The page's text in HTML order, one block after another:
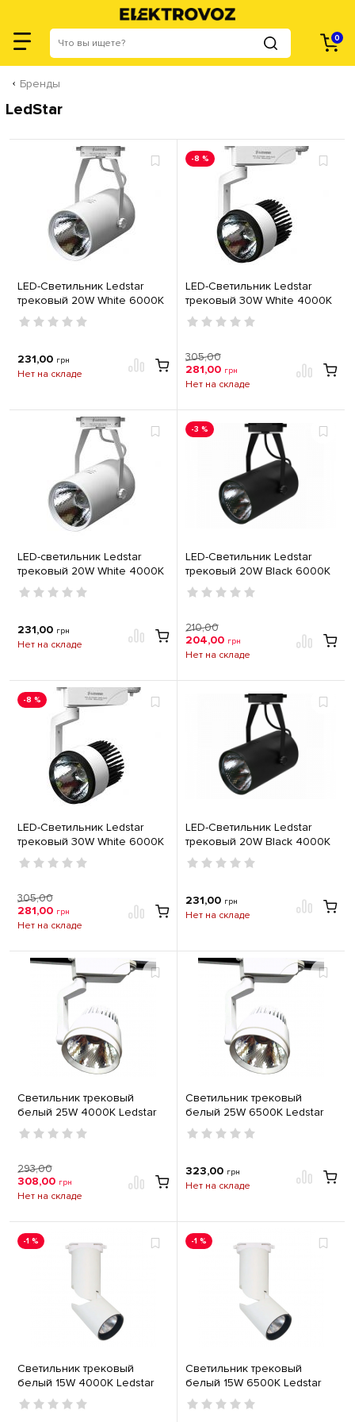
0
Бренды
LedStar
LED-Светильник Ledstar
трековый 20W White 6000K
101329
231,00 грн
Нет на складе
-8 %
LED-Светильник Ledstar
трековый 30W White 4000K
101336
305,00
281,00 грн
Нет на складе
LED-светильник Ledstar
трековый 20W White 4000K
101333
231,00 грн
Нет на складе
-3 %
LED-Светильник Ledstar
трековый 20W Black 6000K
101334
210,00
204,00 грн
Нет на складе
-8 %
LED-Светильник Ledstar
трековый 30W White 6000K
101338
305,00
281,00 грн
Нет на складе
LED-Светильник Ledstar
трековый 20W Black 4000K
101335
231,00 грн
Нет на складе
Светильник трековый
белый 25W 4000K Ledstar
102979
293,00
308,00 грн
Нет на складе
Светильник трековый
белый 25W 6500K Ledstar
102978
323,00 грн
Нет на складе
-1 %
Светильник трековый
белый 15W 4000K Ledstar
102983
-1 %
Светильник трековый
белый 15W 6500K Ledstar
102982